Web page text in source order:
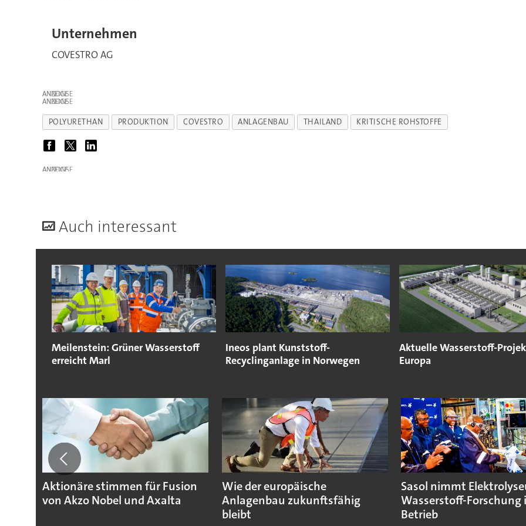
Unternehmen
COVESTRO AG
ANZEIGE
ANZEIGE
POLYURETHAN PRODUKTION COVESTRO ANLAGENBAU THAILAND KRITISCHE ROHSTOFFE
ANZEIGE
Auch interessant
Meilenstein: Grüner Wasserstoff
erreicht Marl
Ineos plant Kunststoff-
Recyclinganlage in Norwegen
Aktuelle Wasserstoff-
Europa
Aktionäre stimmen für Fusion
von Akzo Nobel und Axalta
Wie der europäische
Anlagenbau zukunftsfähig
bleibt
Sasol nimmt
Wasserstoff-Forschung
Betrieb